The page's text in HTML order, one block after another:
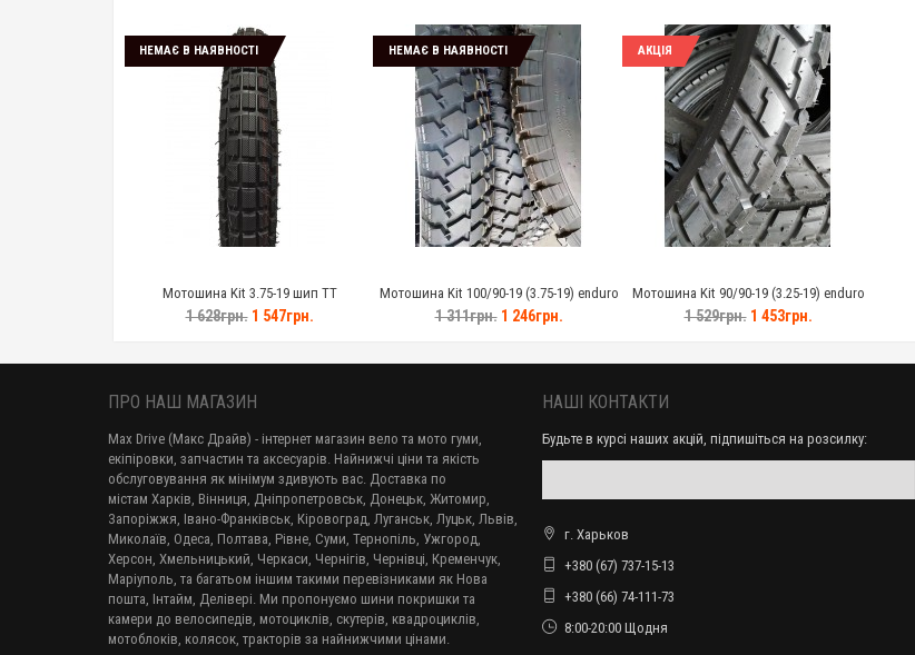
НЕМАЄ В НАЯВНОСТІ
Мотошина Kit 3.75-19 шип TT
1 628грн.1 547грн.
НЕМАЄ В НАЯВНОСТІ
Мотошина Kit 100/90-19 (3.75-19) enduro
TT
1 311грн.1 246грн.
АКЦІЯ
Мотошина Kit 90/90-19 (3.25-19) enduro
TT
1 529грн.1 453грн.
ПРО НАШ МАГАЗИН
Max Drive (Макс Драйв) - інтернет магазин вело та мото гуми,
екіпіровки, запчастин та аксесуарів. Найнижчі ціни та якість
обслуговування як мінімум здивують вас. Доставка по
містам Харків, Вінниця, Дніпропетровськ, Донецьк, Житомир,
Запоріжжя, Івано-Франківськ, Кіровоград, Луганськ, Луцьк, Львів,
Миколаїв, Одеса, Полтава, Рівне, Суми, Тернопіль, Ужгород,
Херсон, Хмельницький, Черкаси, Чернігів, Чернівці, Кременчук,
Маріуполь, та багатьом іншим такими перевізниками як Нова
пошта, Інтайм, Делівері. Ми пропонуємо шини покришки та
камери до велосипедів, мотоциклів, скутерів, квадроциклів,
мотоблоків, колясок, тракторів за найнижчими цінами.
НАШІ КОНТАКТИ
Будьте в курсі наших акцій, підпишіться на розсилку:
г. Харьков
+380 (67) 737-15-13
+380 (66) 74-111-73
8:00-20:00 Щодня